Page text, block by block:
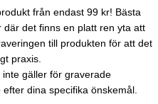
från endast 99 kr! Bästa
det finns en platt ren yta att
till produkten för att det
praxis.
gäller för graverade
dina specifika önskemål.